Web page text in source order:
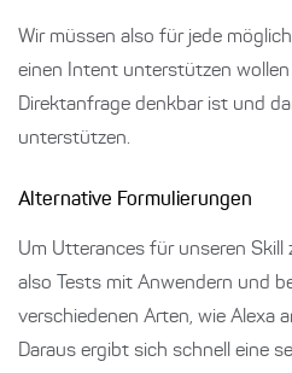
Wir müssen also für jede
einen Intent unterstützen
Direktanfrage denkbar ist und
unterstützen.
Alternative Formulierungen
Um Utterances für unseren Skill
also Tests mit Anwendern und
verschiedenen Arten, wie Alexa
Daraus ergibt sich schnell eine